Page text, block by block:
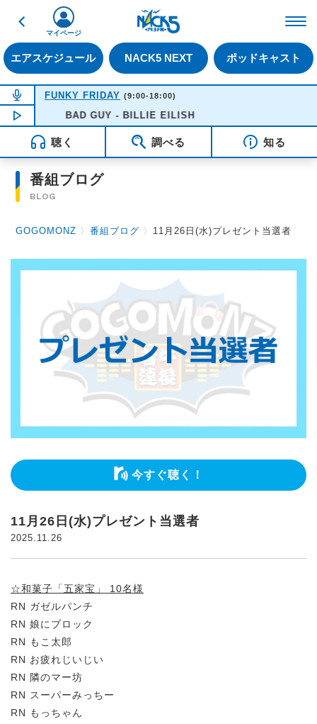
戻る
エアスケジュール NACK5 NEXT ポッドキャスト
マイページ
NOW ON AIR
FUNKY FRIDAY (9:00-18:00)
NOW PLAYING12:48
BAD GUY - BILLIE EILISH
聴く 調べる 知る
番組ブログ
BLOG
GOGOMONZ 〉番組ブログ 〉 11月26日(水)プレゼント当選者
今すぐ聴く！
11月26日(水)プレゼント当選者
2025.11.26
☆和菓子「五家宝」 10名様
RN ガゼルパンチ
RN 娘にブロック
RN もこ太郎
RN お疲れじいじい
RN 隣のマー坊
RN スーパーみっちー
RN もっちゃん